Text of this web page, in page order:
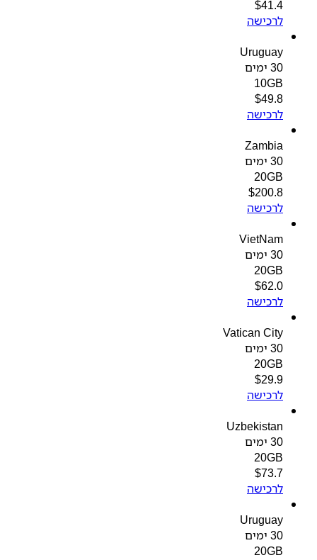
$41.4
לרכישה
Uruguay
10GB
$49.8
לרכישה
Zambia
20GB
$200.8
לרכישה
VietNam
20GB
$62.0
לרכישה
Vatican City
20GB
$29.9
לרכישה
Uzbekistan
20GB
$73.7
לרכישה
Uruguay
20GB